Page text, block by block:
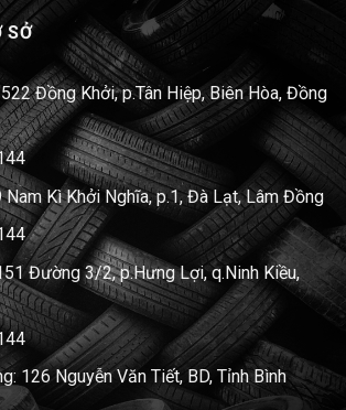
SỞ
Đồng Khởi, p.Tân Hiệp, Biên Hòa, Đồng
Kì Khởi Nghĩa, p.1, Đà Lạt, Lâm Đồng
Đường 3/2, p.Hưng Lợi, q.Ninh Kiều,
126 Nguyễn Văn Tiết, BD, Tỉnh Bình